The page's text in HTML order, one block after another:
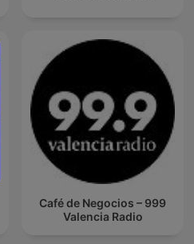
Café de Negocios – 999
Valencia Radio